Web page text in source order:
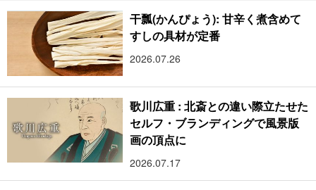
干瓢(かんぴょう): 甘辛く煮含めて
すしの具材が定番
2026.07.26
歌川広重 : 北斎との違い際立たせた
セルフ・ブランディングで風景版
画の頂点に
2026.07.17